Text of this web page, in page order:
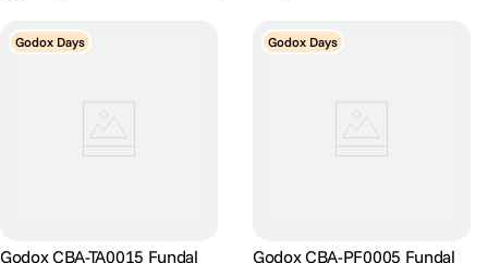
Godox Days
Godox CBA-TA0015 Fundal
Godox Days
Godox CBA-PF0005 Fundal